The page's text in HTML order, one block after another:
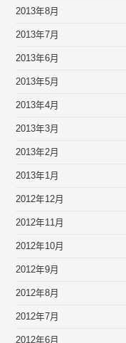
2013年8月
2013年7月
2013年6月
2013年5月
2013年4月
2013年3月
2013年2月
2013年1月
2012年12月
2012年11月
2012年10月
2012年9月
2012年8月
2012年7月
2012年6月